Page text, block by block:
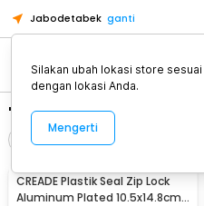
Jabodetabek ganti
"plastik ziplock"
Urutkan
CREADE Plastik Seal Zip Lock
Aluminum Plated 10.5x14.8cm
Silakan ubah lokasi store sesuai
dengan lokasi Anda.
Mengerti